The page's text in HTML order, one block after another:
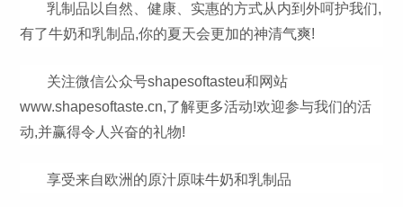
乳制品以自然、健康、实惠的方式从内到外呵护我们,
有了牛奶和乳制品,你的夏天会更加的神清气爽!
关注微信公众号shapesoftasteu和网站
www.shapesoftaste.cn,了解更多活动!欢迎参与我们的活
动,并赢得令人兴奋的礼物!
享受来自欧洲的原汁原味牛奶和乳制品